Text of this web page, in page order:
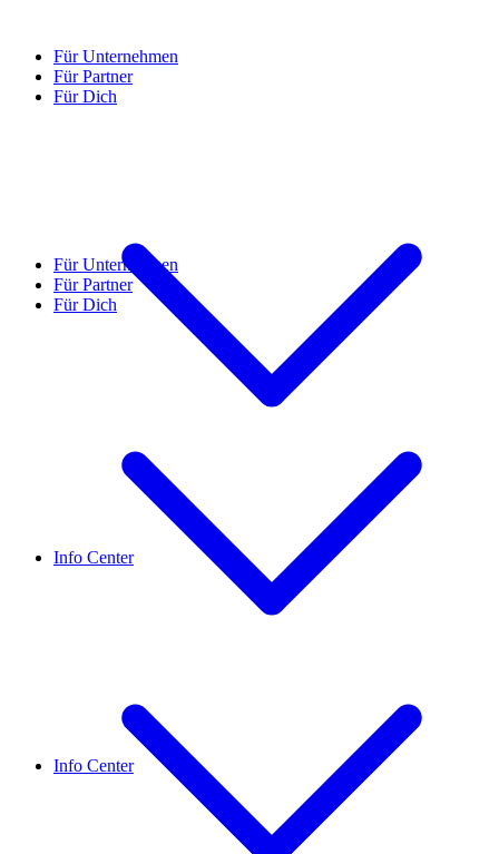
Für Unternehmen
Für Partner
Für Dich
Info Center
Für Unternehmen
Für Partner
Für Dich
Info Center